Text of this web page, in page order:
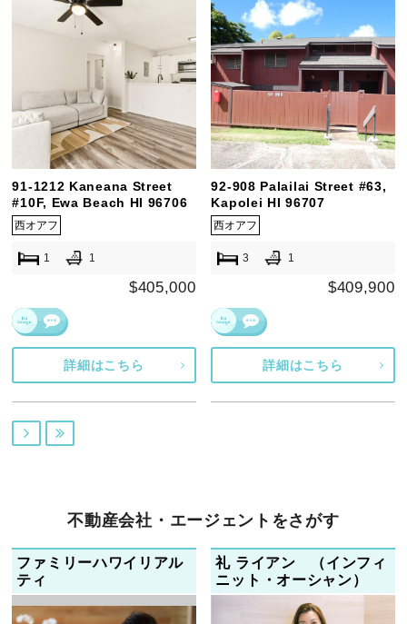
91-1212 Kaneana Street
#10F, Ewa Beach HI 96706
西オアフ
1 1
$405,000
詳細はこちら
92-908 Palailai Street #63,
Kapolei HI 96707
西オアフ
3 1
$409,900
詳細はこちら
 
不動産会社・エージェントをさがす
ファミリーハワイリアル
ティ
礼 ライアン （インフィ
ニット・オーシャン）